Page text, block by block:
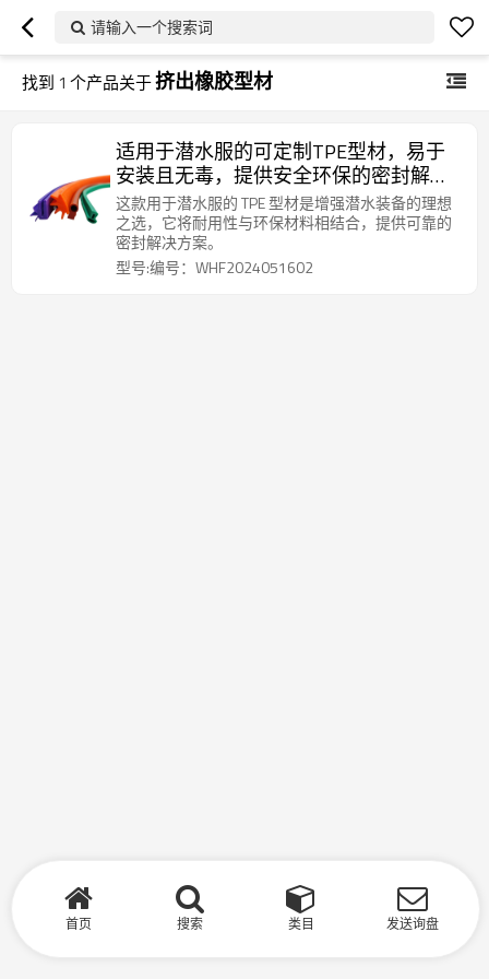
请输入一个搜索词
找到 1 个产品关于挤出橡胶型材
适用于潜水服的可定制TPE型材，易于
安装且无毒，提供安全环保的密封解决
方案
这款用于潜水服的 TPE 型材是增强潜水装备的理想
之选，它将耐用性与环保材料相结合，提供可靠的
密封解决方案。
型号:编号：WHF2024051602
首页 搜索 类目 发送询盘